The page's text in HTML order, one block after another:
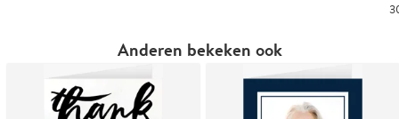
Anderen bekeken ook